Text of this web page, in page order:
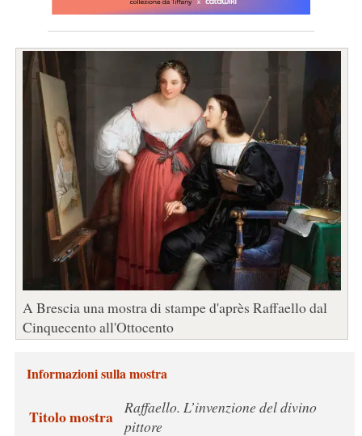
A Brescia una mostra di stampe d'après Raffaello dal
Cinquecento all'Ottocento
Informazioni sulla mostra
Titolo mostra Raffaello. L’invenzione del divino
pittore